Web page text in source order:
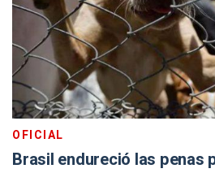
OFICIAL
Brasil endureció las penas